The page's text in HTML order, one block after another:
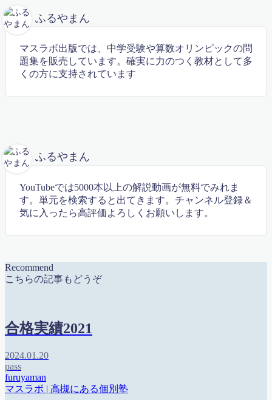
講師募集
遊心コラボ2016年4月
遊心コラボ2016年３月
遊心コラボ vol.9
運営者情報
Follow Me
マスラボ出版では、中学受験や算数オリンピックの問
題集を販売しています。確実に力のつく教材として多
くの方に支持されています
ふるやまん
YouTubeでは5000本以上の解説動画が無料でみれま
す。単元を検索すると出てきます。チャンネル登録＆
気に入ったら高評価よろしくお願いします。
ふるやまん
Recommend
こちらの記事もどうぞ
合格実績2021
2024.01.20
pass
furuyaman
マスラボ | 高槻にある個別塾